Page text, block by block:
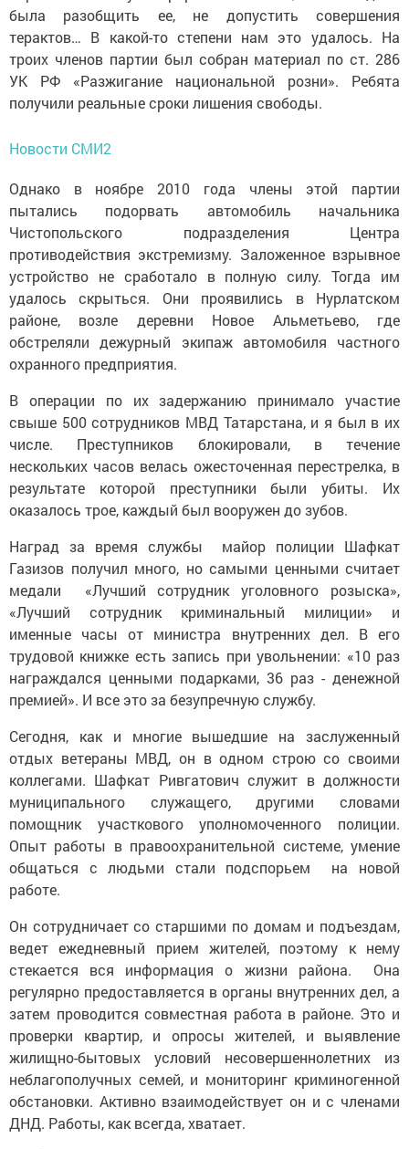
была разобщить ее, не допустить совершения
терактов… В какой-то степени нам это удалось. На
троих членов партии был собран материал по ст. 286
УК РФ «Разжигание национальной розни». Ребята
получили реальные сроки лишения свободы.
Новости СМИ2
Однако в ноябре 2010 года члены этой партии
пытались подорвать автомобиль начальника
Чистопольского подразделения Центра
противодействия экстремизму. Заложенное взрывное
устройство не сработало в полную силу. Тогда им
удалось скрыться. Они проявились в Нурлатском
районе, возле деревни Новое Альметьево, где
обстреляли дежурный экипаж автомобиля частного
охранного предприятия.
В операции по их задержанию принимало участие
свыше 500 сотрудников МВД Татарстана, и я был в их
числе. Преступников блокировали, в течение
нескольких часов велась ожесточенная перестрелка, в
результате которой преступники были убиты. Их
оказалось трое, каждый был вооружен до зубов.
Наград за время службы майор полиции Шафкат
Газизов получил много, но самыми ценными считает
медали «Лучший сотрудник уголовного розыска»,
«Лучший сотрудник криминальный милиции» и
именные часы от министра внутренних дел. В его
трудовой книжке есть запись при увольнении: «10 раз
награждался ценными подарками, 36 раз - денежной
премией». И все это за безупречную службу.
Сегодня, как и многие вышедшие на заслуженный
отдых ветераны МВД, он в одном строю со своими
коллегами. Шафкат Ривгатович служит в должности
муниципального служащего, другими словами
помощник участкового уполномоченного полиции.
Опыт работы в правоохранительной системе, умение
общаться с людьми стали подспорьем на новой
работе.
Он сотрудничает со старшими по домам и подъездам,
ведет ежедневный прием жителей, поэтому к нему
стекается вся информация о жизни района. Она
регулярно предоставляется в органы внутренних дел, а
затем проводится совместная работа в районе. Это и
проверки квартир, и опросы жителей, и выявление
жилищно-бытовых условий несовершеннолетних из
неблагополучных семей, и мониторинг криминогенной
обстановки. Активно взаимодействует он и с членами
ДНД. Работы, как всегда, хватает.